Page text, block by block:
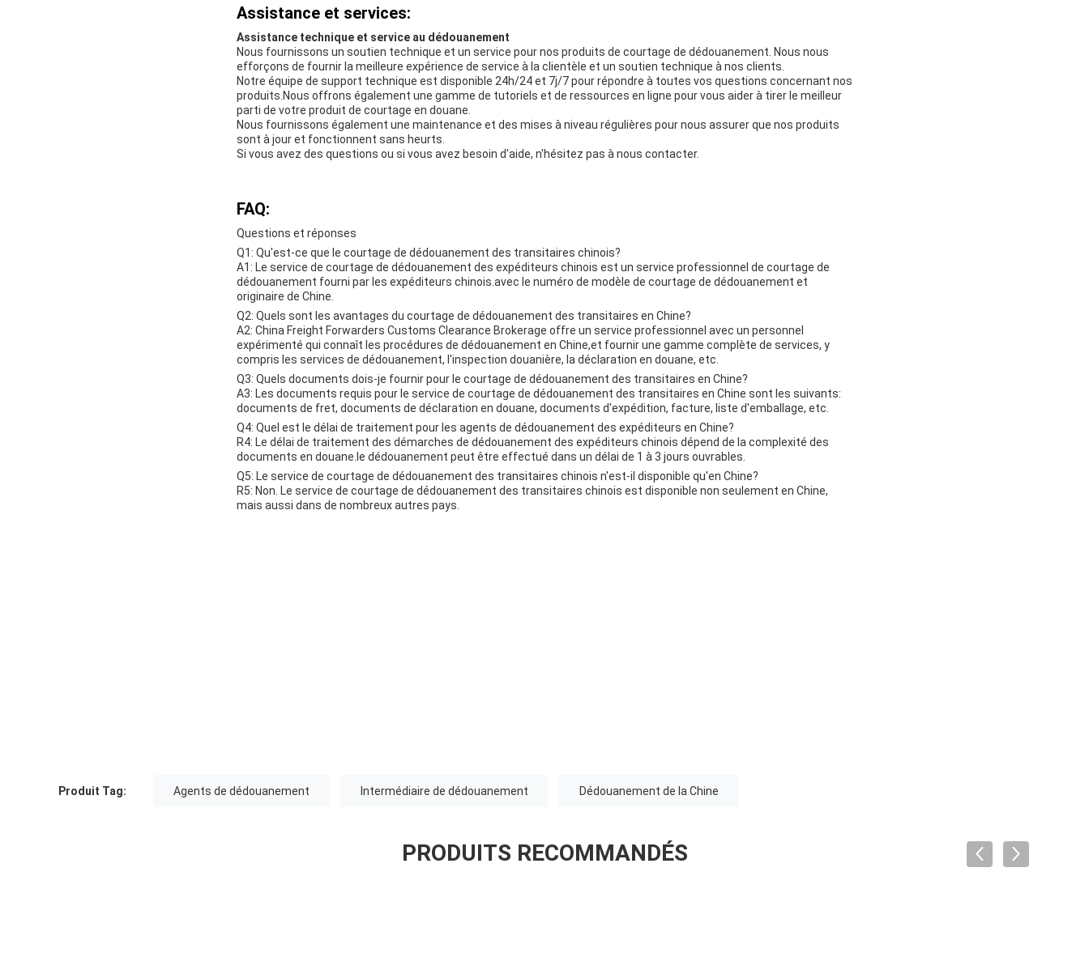
Assistance et services:
Assistance technique et service au dédouanement
Nous fournissons un soutien technique et un service pour nos produits de courtage de dédouanement. Nous nous
efforçons de fournir la meilleure expérience de service à la clientèle et un soutien technique à nos clients.
Notre équipe de support technique est disponible 24h/24 et 7j/7 pour répondre à toutes vos questions concernant nos
produits.Nous offrons également une gamme de tutoriels et de ressources en ligne pour vous aider à tirer le meilleur
parti de votre produit de courtage en douane.
Nous fournissons également une maintenance et des mises à niveau régulières pour nous assurer que nos produits
sont à jour et fonctionnent sans heurts.
Si vous avez des questions ou si vous avez besoin d'aide, n'hésitez pas à nous contacter.
FAQ:
Questions et réponses
Q1: Qu'est-ce que le courtage de dédouanement des transitaires chinois?
A1: Le service de courtage de dédouanement des expéditeurs chinois est un service professionnel de courtage de
dédouanement fourni par les expéditeurs chinois.avec le numéro de modèle de courtage de dédouanement et
originaire de Chine.
Q2: Quels sont les avantages du courtage de dédouanement des transitaires en Chine?
A2: China Freight Forwarders Customs Clearance Brokerage offre un service professionnel avec un personnel
expérimenté qui connaît les procédures de dédouanement en Chine,et fournir une gamme complète de services, y
compris les services de dédouanement, l'inspection douanière, la déclaration en douane, etc.
Q3: Quels documents dois-je fournir pour le courtage de dédouanement des transitaires en Chine?
A3: Les documents requis pour le service de courtage de dédouanement des transitaires en Chine sont les suivants:
documents de fret, documents de déclaration en douane, documents d'expédition, facture, liste d'emballage, etc.
Q4: Quel est le délai de traitement pour les agents de dédouanement des expéditeurs en Chine?
R4: Le délai de traitement des démarches de dédouanement des expéditeurs chinois dépend de la complexité des
documents en douane.le dédouanement peut être effectué dans un délai de 1 à 3 jours ouvrables.
Q5: Le service de courtage de dédouanement des transitaires chinois n'est-il disponible qu'en Chine?
R5: Non. Le service de courtage de dédouanement des transitaires chinois est disponible non seulement en Chine,
mais aussi dans de nombreux autres pays.
Produit Tag: Agents de dédouanement Intermédiaire de dédouanement Dédouanement de la Chine
PRODUITS RECOMMANDÉS